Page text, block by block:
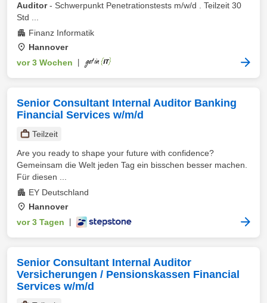
Auditor- Schwerpunkt Penetrationstests m/w/d . Teilzeit 30
Std ...
Finanz Informatik
Hannover
vor 3 Wochen
Senior Consultant Internal Auditor Banking
Financial Services w/m/d
Teilzeit
Are you ready to shape your future with confidence?
Gemeinsam die Welt jeden Tag ein bisschen besser machen.
Für diesen ...
EY Deutschland
Hannover
vor 3 Tagen
Senior Consultant Internal Auditor
Versicherungen / Pensionskassen Financial
Services w/m/d